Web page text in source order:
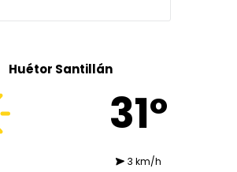
Huétor Santillán
31º
3 km/h